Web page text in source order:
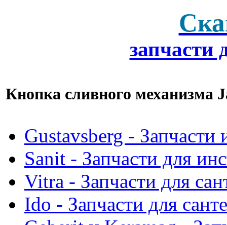
запчасти
Кнопка сливного механизма
Gustavsberg - Запчасти
Sanit - Запчасти для
Vitra - Запчасти для
Ido - Запчасти для